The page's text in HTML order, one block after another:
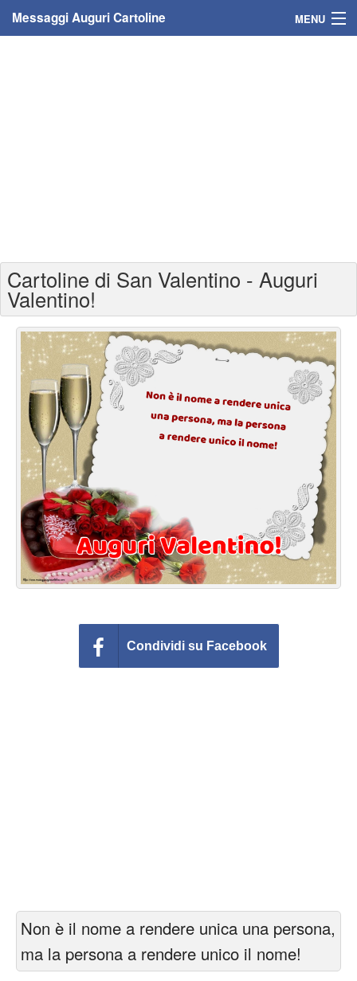
Messaggi Auguri Cartoline MENU
Cartoline auguri anni
Cartoline giorni anno
Cartoline giorni settimana
Cartoline musicali
Cartoline animate
Cartoline di San Valentino - Auguri
Valentino!
Condividi su Facebook
Non è il nome a rendere unica una persona,
ma la persona a rendere unico il nome!